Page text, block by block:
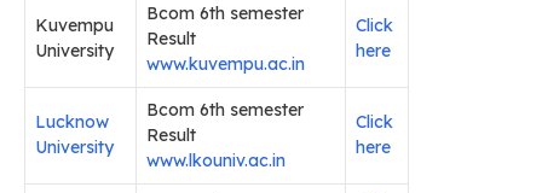
Kuvempu
University
Bcom 6th semester
Result
www.kuvempu.ac.in
Click
here
Lucknow
University
Bcom 6th semester
Result
www.lkouniv.ac.in
Click
here